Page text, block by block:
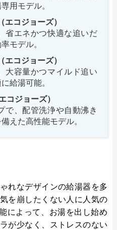
用モデル。
コジョーズ）
省エネかつ快適な追いだ
モデル。
コジョーズ）
大容量かつマイルド追い
給湯可能。
コジョーズ）
で、配管洗浄や自動沸き
えた高性能モデル。
れなデザインの給湯器を多
を崩したくない人に人気の
によって、お湯を出し始め
が少なく、ストレスのない